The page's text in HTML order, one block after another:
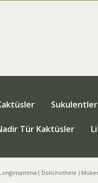
Sukulentler
Tür Kaktüsler
( Dolichothele )